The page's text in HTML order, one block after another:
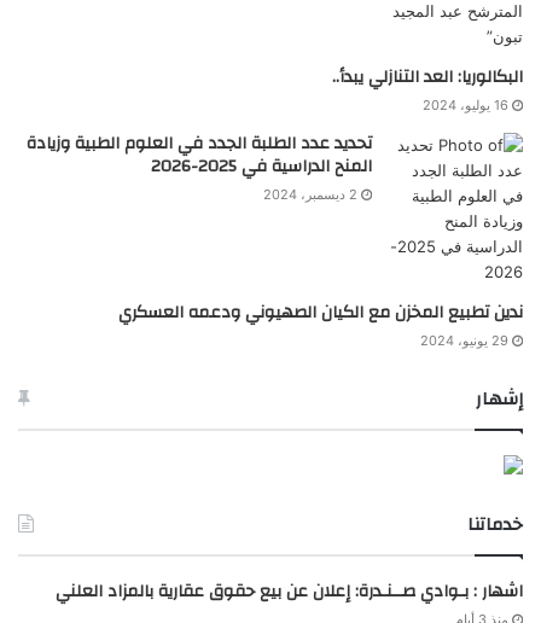
البكالوريا: العد التنازلي يبدأ..
16 يوليو، 2024
تحديد عدد الطلبة الجدد في العلوم الطبية وزيادة
المنح الدراسية في 2025-2026
2 ديسمبر، 2024
ندين تطبيع المخزن مع الكيان الصهيوني ودعمه العسكري
29 يونيو، 2024
إشهار
خدماتنا
اشهار : بـوادي صــنـدرة: إعلان عن بيع حقوق عقارية بالمزاد العلني
منذ 3 أيام